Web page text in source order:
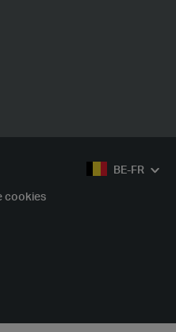
BE-FR
cookies